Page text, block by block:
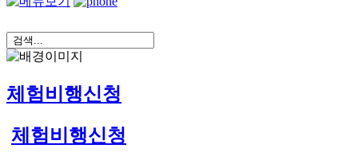
체험비행신청
체험비행신청